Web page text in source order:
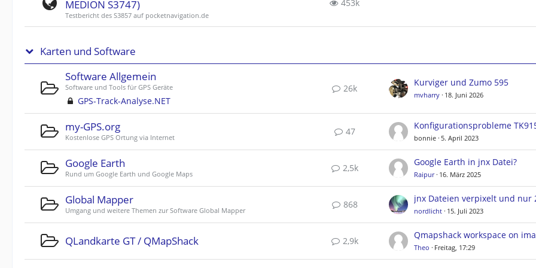
MEDION S3747)
Testbericht des S3857 auf pocketnavigation.de
453k
Karten und Software
Software Allgemein
Software und Tools für GPS Geräte
GPS-Track-Analyse.NET
26k
Kurviger und Zumo 595
mvharry 18. Juni 2026
my-GPS.org
Kostenlose GPS Ortung via Internet
47
Konfigurationsprobleme
bonnie 5. April 2023
Google Earth
Rund um Google Earth und Google Maps
2,5k
Google Earth in jnx Datei?
Raipur 16. März 2025
Global Mapper
Umgang und weitere Themen zur Software Global Mapper
868
nordlicht 15. Juli 2023
QLandkarte GT / QMapShack 2,9k
Qmapshack workspace on
Theo Freitag, 17:29